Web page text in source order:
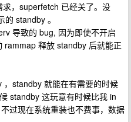
，superfetch 已经关了。没
standby 。
导致的 bug, 因为即使不开启
rammap 释放 standby 后就能正
standby 就能在有需要的时候
standby 这玩意有时候比我 in
过现在系统重装也不费事，数据